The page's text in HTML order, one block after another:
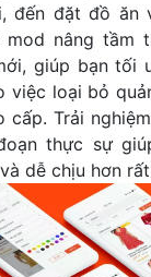
đến đặt đồ ăn
mod nâng tầm
giúp bạn tối
việc loại bỏ
cấp. Trải
thực sự
dễ chịu hơn